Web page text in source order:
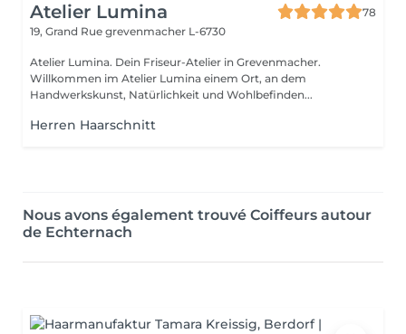
Atelier Lumina
78
19, Grand Rue grevenmacher L-6730
Atelier Lumina. Dein Friseur-Atelier in Grevenmacher.
Willkommen im Atelier Lumina einem Ort, an dem
Handwerkskunst, Natürlichkeit und Wohlbefinden...
Herren Haarschnitt
Nous avons également trouvé Coiffeurs autour
de Echternach